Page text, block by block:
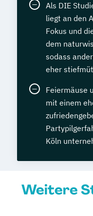
Als DIE
liegt an den
Fokus und
dem
sodass
eher
Feiermäuse
mit einem
Köln
Weitere